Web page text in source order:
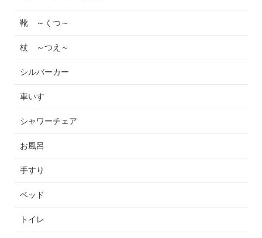
靴 ～くつ～
杖 ～つえ～
シルバーカー
車いす
シャワーチェア
お風呂
手すり
ベッド
トイレ